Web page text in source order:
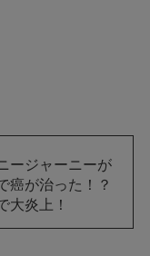
ージャーニーが
癌が治った！？
大炎上！